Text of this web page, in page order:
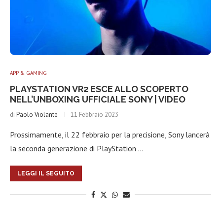
APP & GAMING
PLAYSTATION VR2 ESCE ALLO SCOPERTO
NELL’UNBOXING UFFICIALE SONY | VIDEO
di Paolo Violante 11 Febbraio 2023
Prossimamente, il 22 febbraio per la precisione, Sony lancerà
la seconda generazione di PlayStation …
LEGGI IL SEGUITO